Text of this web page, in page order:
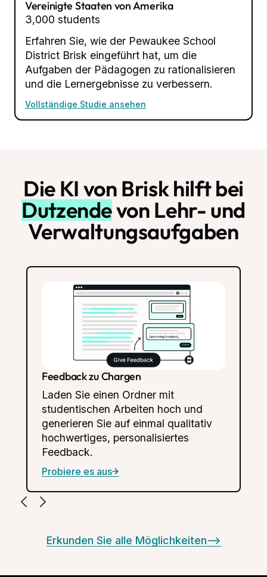
Vereinigte Staaten von Amerika
3,000 students
Erfahren Sie, wie der Pewaukee School
District Brisk eingeführt hat, um die
Aufgaben der Pädagogen zu rationalisieren
und die Lernergebnisse zu verbessern.
Vollständige Studie ansehen
Die KI von Brisk hilft bei
Dutzendevon Lehr- und
Verwaltungsaufgaben
Feedback zu Chargen
Laden Sie einen Ordner mit
studentischen Arbeiten hoch und
generieren Sie auf einmal qualitativ
hochwertiges, personalisiertes
Feedback.
Probiere es aus
Erkunden Sie alle Möglichkeiten-->